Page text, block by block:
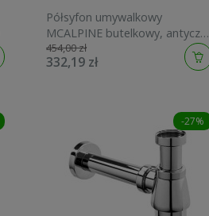
Półsyfon umywalkowy
MCALPINE butelkowy, antyczny
brąz CA32EU-AB
454,00 zł
332,19 zł
-27%